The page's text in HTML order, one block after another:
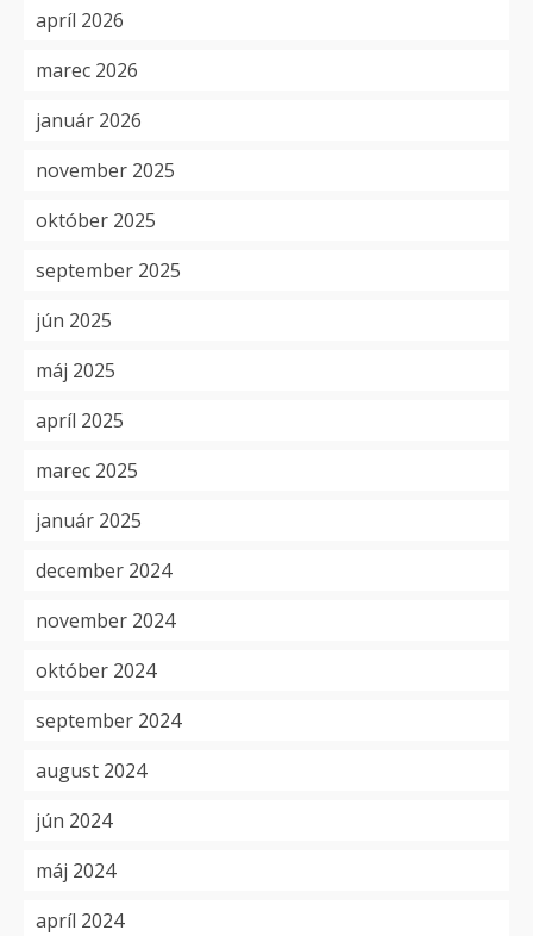
apríl 2026
marec 2026
január 2026
november 2025
október 2025
september 2025
jún 2025
máj 2025
apríl 2025
marec 2025
január 2025
december 2024
november 2024
október 2024
september 2024
august 2024
jún 2024
máj 2024
apríl 2024